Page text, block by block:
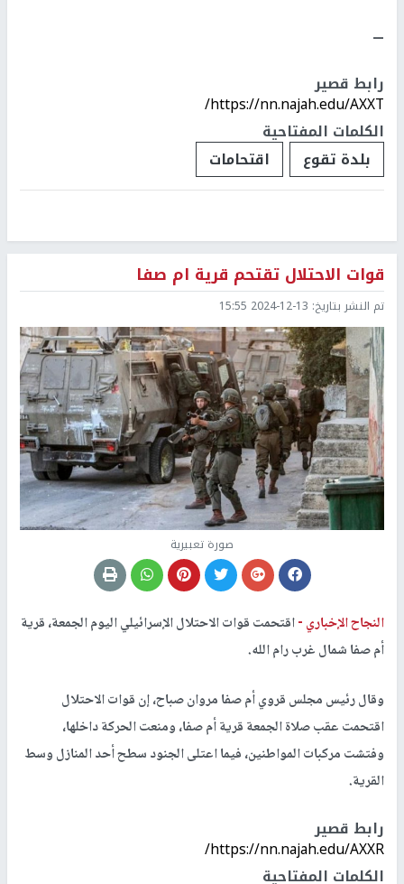
ـــ
رابط قصير
https://nn.najah.edu/AXXT/
الكلمات المفتاحية
بلدة تقوع
اقتحامات
قوات الاحتلال تقتحم قرية ام صفا
تم النشر بتاريخ: 2024-12-13 15:55
صورة تعبيرية
النجاح الإخباري -اقتحمت قوات الاحتلال الإسرائيلي اليوم الجمعة، قرية
أم صفا شمال غرب رام الله.
وقال رئيس مجلس قروي أم صفا مروان صباح، إن قوات الاحتلال
اقتحمت عقب صلاة الجمعة قرية أم صفا، ومنعت الحركة داخلها،
وفتشت مركبات المواطنين، فيما اعتلى الجنود سطح أحد المنازل وسط
القرية.
رابط قصير
https://nn.najah.edu/AXXR/
الكلمات المفتاحية